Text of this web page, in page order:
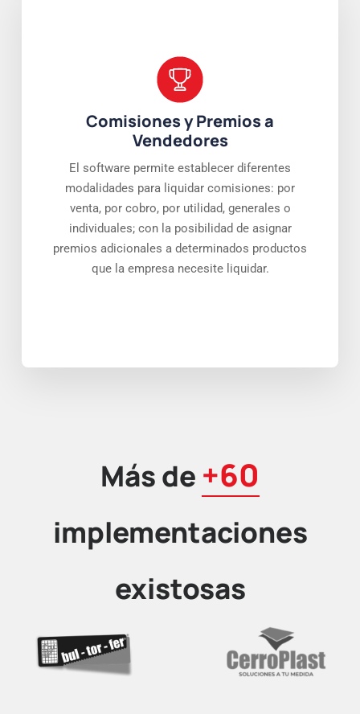
Comisiones y Premios a
Vendedores
El software permite establecer diferentes
modalidades para liquidar comisiones: por
venta, por cobro, por utilidad, generales o
individuales; con la posibilidad de asignar
premios adicionales a determinados productos
que la empresa necesite liquidar.
Más de +60
implementaciones
existosas